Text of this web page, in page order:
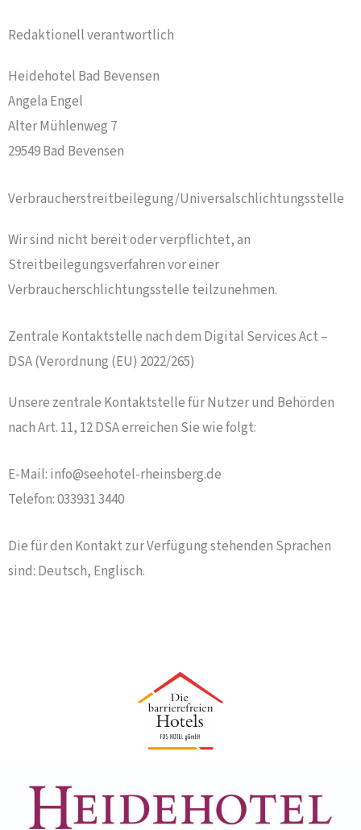
Redaktionell verantwortlich
Heidehotel Bad Bevensen
Angela Engel
Alter Mühlenweg 7
29549 Bad Bevensen
Verbraucher­streit­beilegung/Universal­schlichtungs­stelle
Wir sind nicht bereit oder verpflichtet, an
Streitbeilegungsverfahren vor einer
Verbraucherschlichtungsstelle teilzunehmen.
Zentrale Kontaktstelle nach dem Digital Services Act –
DSA (Verordnung (EU) 2022/265)
Unsere zentrale Kontaktstelle für Nutzer und Behörden
nach Art. 11, 12 DSA erreichen Sie wie folgt:
E-Mail: info@seehotel-rheinsberg.de
Telefon: 033931 3440
Die für den Kontakt zur Verfügung stehenden Sprachen
sind: Deutsch, Englisch.